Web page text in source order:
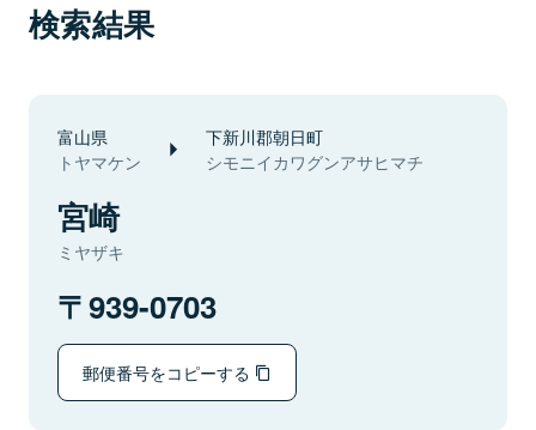
検索結果
富山県
トヤマケン
下新川郡朝日町
シモニイカワグンアサヒマチ
宮崎
ミヤザキ
939-0703
郵便番号をコピーする